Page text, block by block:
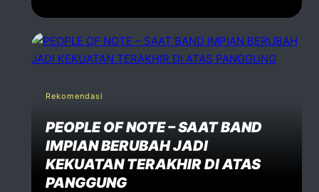
Rekomendasi
PEOPLE OF NOTE – SAAT BAND
IMPIAN BERUBAH JADI
KEKUATAN TERAKHIR DI ATAS
PANGGUNG